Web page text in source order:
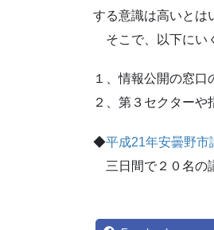
する意識は高いとは
そこで、以下にい
１、情報公開の窓口
２、第３セクターや
◆平成21年安曇野
三日間で２０名の